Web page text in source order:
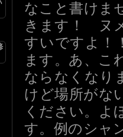
なこと書けま
きます！ ヌ
すいですよ
ます。あ、こ
ならなくなり
けど場所がな
ください。よ
す。例のシャ